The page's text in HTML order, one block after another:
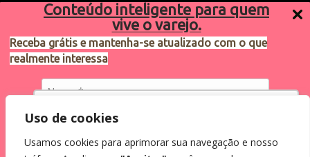
Conteúdo inteligente para quem
vive o varejo.
Receba grátis e mantenha-se atualizado com o que
realmente interessa
Eu concordo em receber comunicações.
Utilizamos cookies para oferecer melhor
como você interage em nosso site e
Uso de cookies
Usamos cookies para aprimorar sua navegação e nosso
varejosa@cndl.org.br